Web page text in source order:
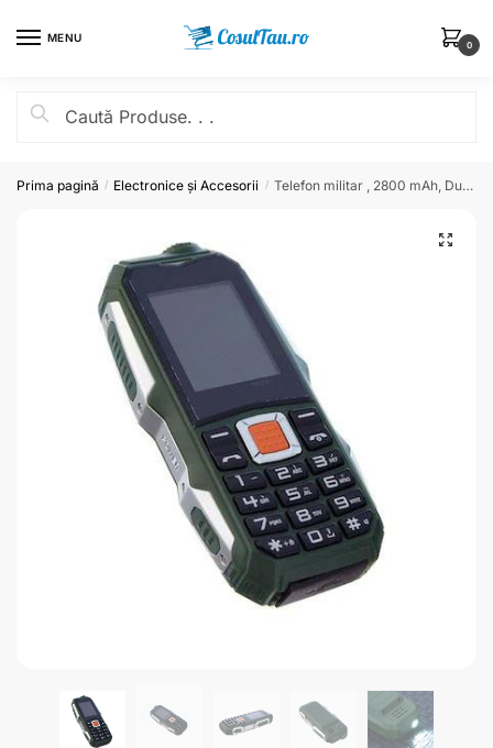
MENU
0
Prima pagină / Electronice și Accesorii / Telefon militar , 2800 mAh, Dual SIM, FM radio